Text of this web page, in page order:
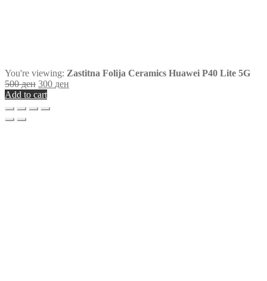
You're viewing: Zastitna Folija Ceramics Huawei P40 Lite 5G
500ден 300 ден
Add to cart